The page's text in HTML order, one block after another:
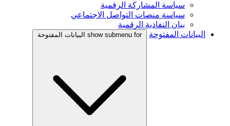
سياسة المشاركة الرقمية
سياسة منصات التواصل الاجتماعي
بيان النفاذية الرقمية
البيانات المفتوحة
show submenu for البيانات المفتوحة